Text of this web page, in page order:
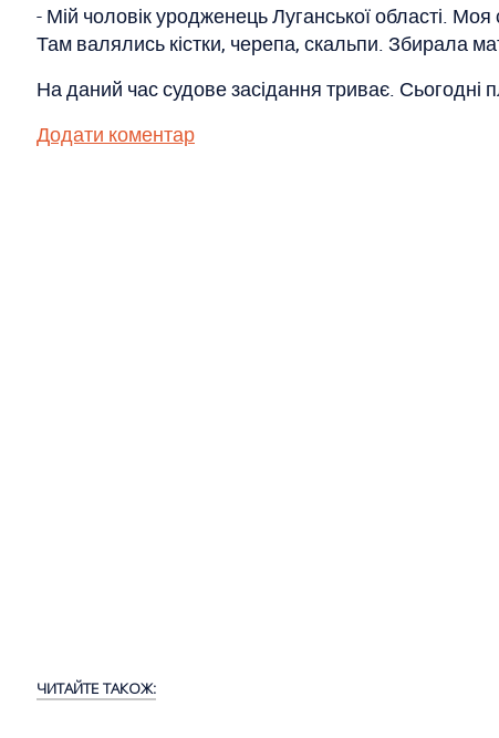
- Мій чоловік уродженець Луганської області.
Там валялись кістки, черепа, скальпи. Збирала
На даний час судове засідання триває. Сьогодні
Додати коментар
ЧИТАЙТЕ ТАКОЖ: